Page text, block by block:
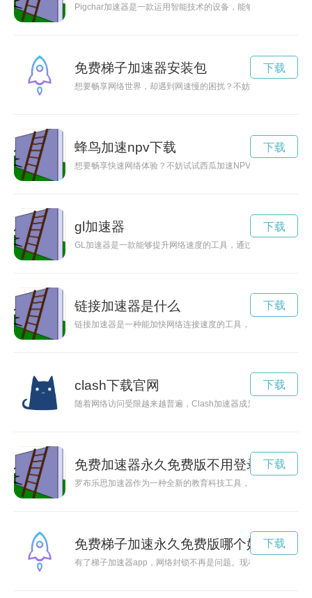
Pigchar加速器是一款运用智能技术的设备，能够帮助猪场提高
免费梯子加速器安装包
想要畅享网络世界，却遇到网速慢的困扰？不妨尝试一下免费
下载
蜂鸟加速npv下载
想要畅享快速网络体验？不妨试试西瓜加速NPV官网，让你轻
下载
gl加速器
GL加速器是一款能够提升网络速度的工具，通过优化网络连接
下载
链接加速器是什么
链接加速器是一种能加快网络连接速度的工具，通过优化传输
下载
clash下载官网
随着网络访问受限越来越普遍，Clash加速器成为了许多人翻
下载
免费加速器永久免费版不用登录
罗布乐思加速器作为一种全新的教育科技工具，正在为孩子们
下载
免费梯子加速永久免费版哪个好
有了梯子加速器app，网络封锁不再是问题。现在免费永久使
下载